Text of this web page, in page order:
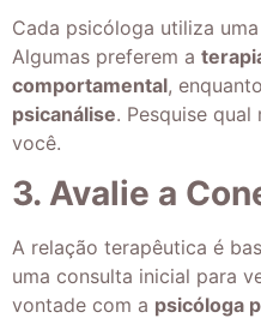
Cada psicóloga utiliza
Algumas preferem a
comportamental,
psicanálise. Pesquise
você.
3. Avalie a
A relação terapêutica é
uma consulta inicial para
vontade com a psicóloga